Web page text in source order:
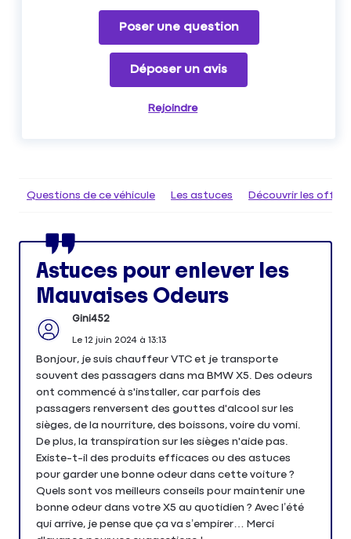
Poser une question
Déposer un avis
Rejoindre
Questions de ce véhicule Les astuces Découvrir les
Astuces pour enlever les
Mauvaises Odeurs
Gini452
Le 12 juin 2024à 13:13
Bonjour, je suis chauffeur VTC et je transporte
souvent des passagers dans ma BMW X5. Des odeurs
ont commencé à s'installer, car parfois des
passagers renversent des gouttes d'alcool sur les
sièges, de la nourriture, des boissons, voire du vomi.
De plus, la transpiration sur les sièges n'aide pas.
Existe-t-il des produits efficaces ou des astuces
pour garder une bonne odeur dans cette voiture ?
Quels sont vos meilleurs conseils pour maintenir une
bonne odeur dans votre X5 au quotidien ? Avec l’été
qui arrive, je pense que ça va s’empirer… Merci